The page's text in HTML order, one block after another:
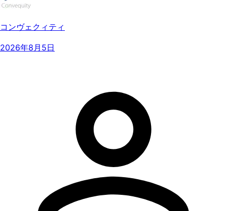
コンヴェクィティ
2026年8月5日